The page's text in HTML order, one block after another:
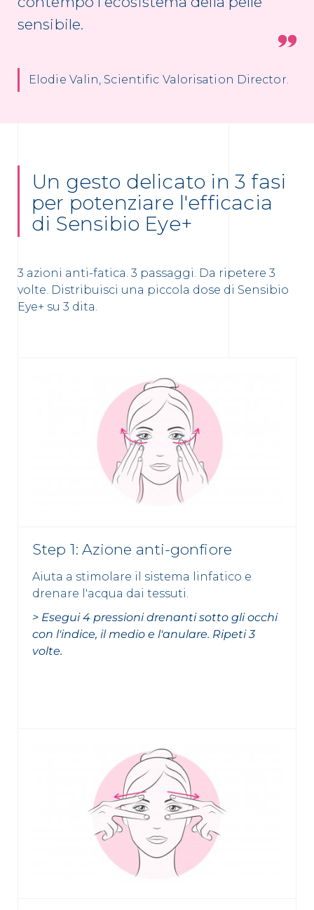
sensibile.
Elodie Valin, Scientific Valorisation Director​.
Un gesto delicato in 3 fasi
per potenziare l'efficacia
di Sensibio Eye+
3 azioni anti-fatica. 3 passaggi. Da ripetere 3
volte. Distribuisci una piccola dose di Sensibio
Eye+ su 3 dita.
Step 1: Azione anti-gonfiore
Aiuta a stimolare il sistema linfatico e
drenare l'acqua dai tessuti.
> Esegui 4 pressioni drenanti sotto gli occhi
con l'indice, il medio e l'anulare. Ripeti 3
volte.